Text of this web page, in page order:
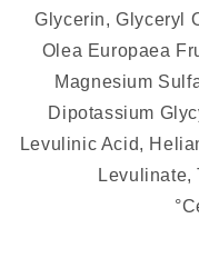
Glycerin, Glyceryl
Olea Europaea
Magnesium
Dipotassium
Levulinic Acid,
Levulinate,